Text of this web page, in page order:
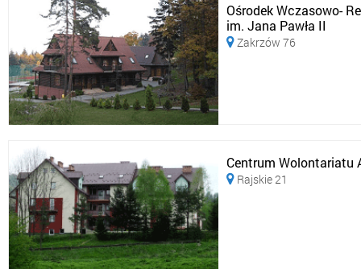
Ośrodek Wczasowo-
im. Jana Pawła II
Zakrzów 76
Centrum Wolontariatu
 Rajskie 21